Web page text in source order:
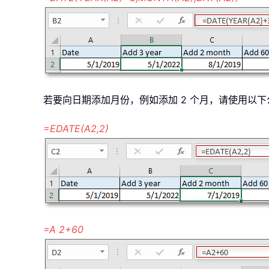
若要向日期添加月份，例如添加 2 个月，请使用以下
=EDATE(A2,2)
=A 2+60